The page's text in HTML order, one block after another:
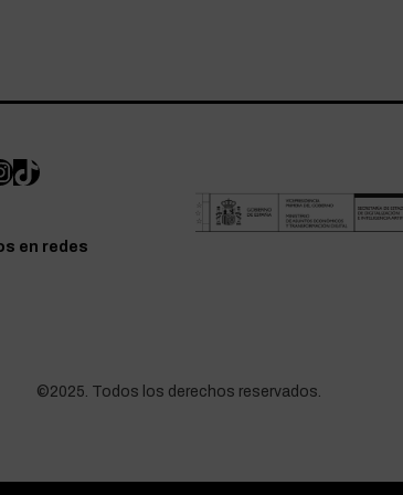
en redes
©2025. Todos los derechos reservados.